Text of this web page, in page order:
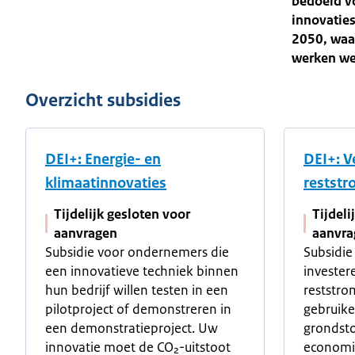
2050,
werken
Overzicht subsidies
DEI+: Energie- en
klimaatinnovaties
Tijdelijk gesloten voor
aanvragen
Subsidie voor ondernemers die
een innovatieve techniek binnen
hun bedrijf willen testen in een
pilotproject of demonstreren in
een demonstratieproject. Uw
innovatie moet de CO₂-uitstoot
DEI+: